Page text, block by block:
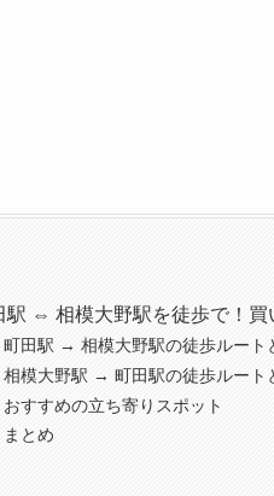
駅 ⇔ 相模大野駅を徒歩で！買
町田駅 → 相模大野駅の徒歩ルート
相模大野駅 → 町田駅の徒歩ルート
おすすめの立ち寄りスポット
まとめ